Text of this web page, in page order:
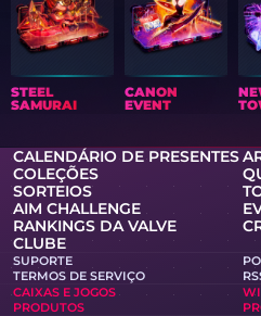
STEEL
SAMURAI
CANON
EVENT
CALENDÁRIO DE PRESENTES
COLEÇÕES
SORTEIOS
AIM CHALLENGE
RANKINGS DA VALVE
CLUBE
SUPORTE
TERMOS DE SERVIÇO
CAIXAS E JOGOS
PRODUTOS